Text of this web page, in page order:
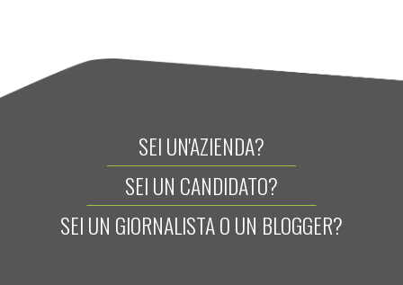
SEI UN'AZIENDA?
SEI UN CANDIDATO?
SEI UN GIORNALISTA O UN BLOGGER?